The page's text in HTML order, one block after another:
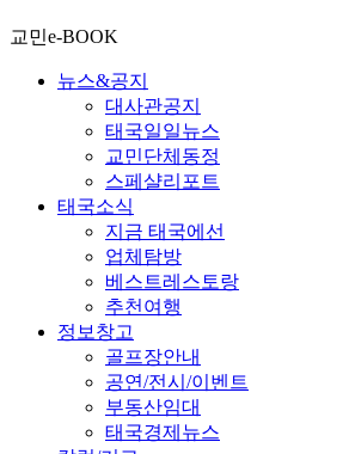
교민e-BOOK
뉴스&공지
대사관공지
태국일일뉴스
교민단체동정
스페샬리포트
태국소식
지금 태국에선
업체탐방
베스트레스토랑
추천여행
정보창고
골프장안내
공연/전시/이벤트
부동산임대
태국경제뉴스